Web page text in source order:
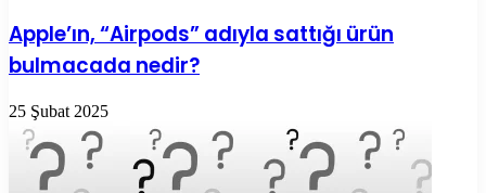
Apple’ın, “Airpods” adıyla sattığı ürün
bulmacada nedir?
25 Şubat 2025